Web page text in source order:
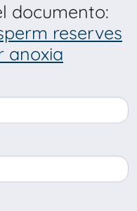
documento:
reserves
anoxia